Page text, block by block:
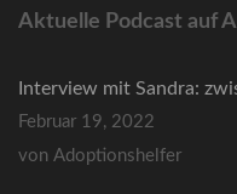
Aktuelle Podcast auf
Interview mit Sandra:
Februar 19, 2022
von Adoptionshelfer